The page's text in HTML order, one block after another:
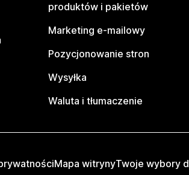
produktów i pakietów
Marketing e-mailowy
Pozycjonowanie stron
Wysyłka
Waluta i tłumaczenie
Mapa witrynyTwoje wybory